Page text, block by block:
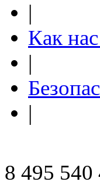
|
Как
|
|
8 495 540